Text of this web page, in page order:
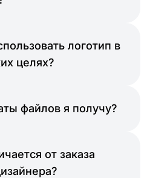
логотип в
целях?
файлов я получу?
от заказа